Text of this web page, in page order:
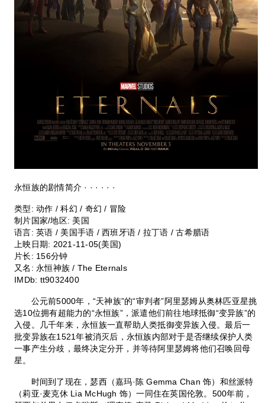
永恒族的剧情简介 · · · · · ·
类型: 动作 / 科幻 / 奇幻 / 冒险
制片国家/地区: 美国
语言: 英语 / 美国手语 / 西班牙语 / 拉丁语 / 古希腊语
上映日期: 2021-11-05(美国)
片长: 156分钟
又名: 永恒神族 / The Eternals
IMDb: tt9032400
公元前5000年，“天神族”的“审判者”阿里瑟姆从奥林匹亚星挑
选10位拥有超能力的“永恒族”，派遣他们前往地球抵御“变异族”的
入侵。几千年来，永恒族一直帮助人类抵御变异族入侵。最后一
批变异族在1521年被消灭后，永恒族内部对于是否继续保护人类
一事产生分歧，最终决定分开，并等待阿里瑟姆将他们召唤回母
星。
时间到了现在，瑟西（嘉玛·陈 Gemma Chan 饰）和丝派特
（莉亚·麦克休 Lia McHugh 饰）一同住在英国伦敦。500年前，